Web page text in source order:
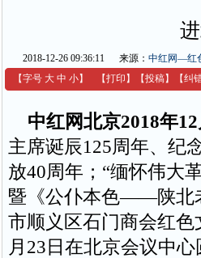
2018-12-26 09:36:11 来源： 中红网—红
【字号 大 中 小】 【打印 】 【投稿】 【纠
中红网北京2018年
主席诞辰125周年、纪
放40周年；“缅怀伟大
暨《公仆本色——陕北
市顺义区石门商会红色
月23日在北京会议中心